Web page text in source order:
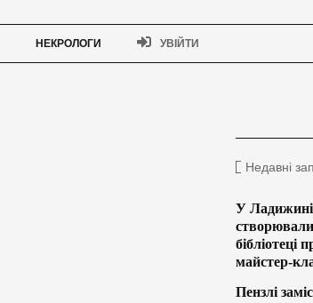
НЕКРОЛОГИ УВІЙТИ
Недавні
У Ладижині
бібліотеці
майстер-
Пензлі